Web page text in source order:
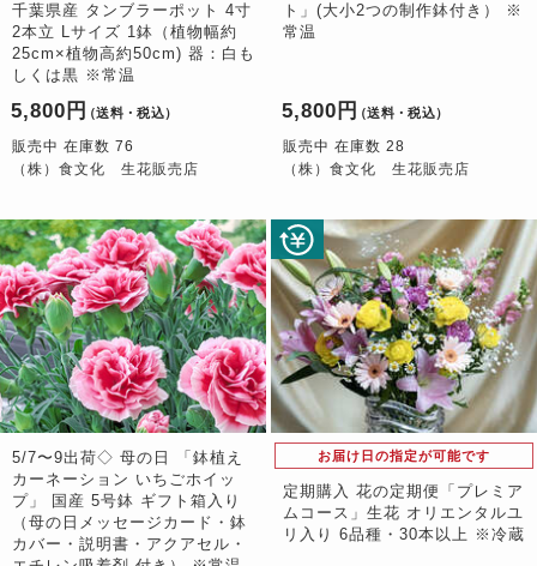
千葉県産 タンブラーポット 4寸
2本立 Lサイズ 1鉢（植物幅約
25cm×植物高約50cm) 器：白も
しくは黒 ※常温
5,800円 （送料・税込）
販売中 在庫数 76
（株）食文化 生花販売店
ト」(大小2つの制作鉢付き） ※
常温
5,800円 （送料・税込）
販売中 在庫数 28
（株）食文化 生花販売店
5/7〜9出荷◇ 母の日 「鉢植え
カーネーション いちごホイッ
プ」 国産 5号鉢 ギフト箱入り
（母の日メッセージカード・鉢
カバー・説明書・アクアセル・
お届け日の指定が可能です
定期購入 花の定期便「プレミア
ムコース」生花 オリエンタルユ
リ入り 6品種・30本以上 ※冷蔵